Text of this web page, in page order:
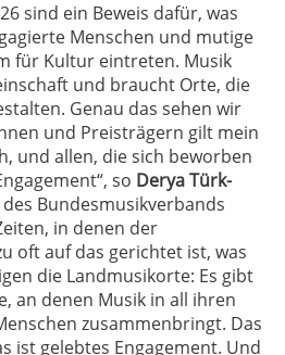
sind ein Beweis dafür, was
Menschen und mutige
für Kultur eintreten. Musik
und braucht Orte, die
Genau das sehen wir
und Preisträgern gilt mein
und allen, die sich beworben
so Derya Türk-
Bundesmusikverbands
in denen der
oft auf das gerichtet ist, was
die Landmusikorte: Es gibt
an denen Musik in all ihren
zusammenbringt. Das
ist gelebtes Engagement. Und